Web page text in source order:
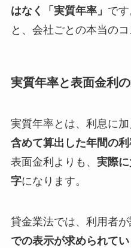
はなく「実質年率」 で
と、会社ごとの本当の
実質年率と表面金利
実質年率とは、利息に加
含めて算出した年間の
表面金利よりも、 実際
字になります。
貸金業法では、利用者
での表示が求められて